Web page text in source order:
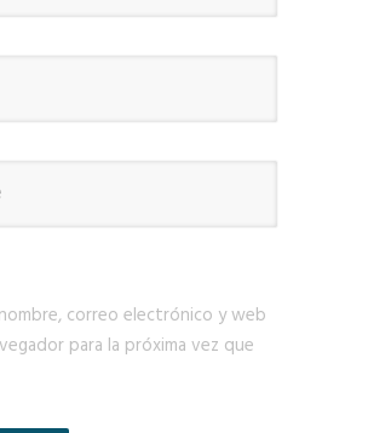
correo electrónico y web
para la próxima vez que